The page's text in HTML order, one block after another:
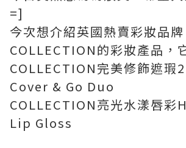
=]
今次想介紹英國熱賣彩妝品牌
COLLECTION的彩妝產品，
COLLECTION完美修飾遮瑕
Cover & Go Duo
COLLECTION亮光水漾唇
Lip Gloss